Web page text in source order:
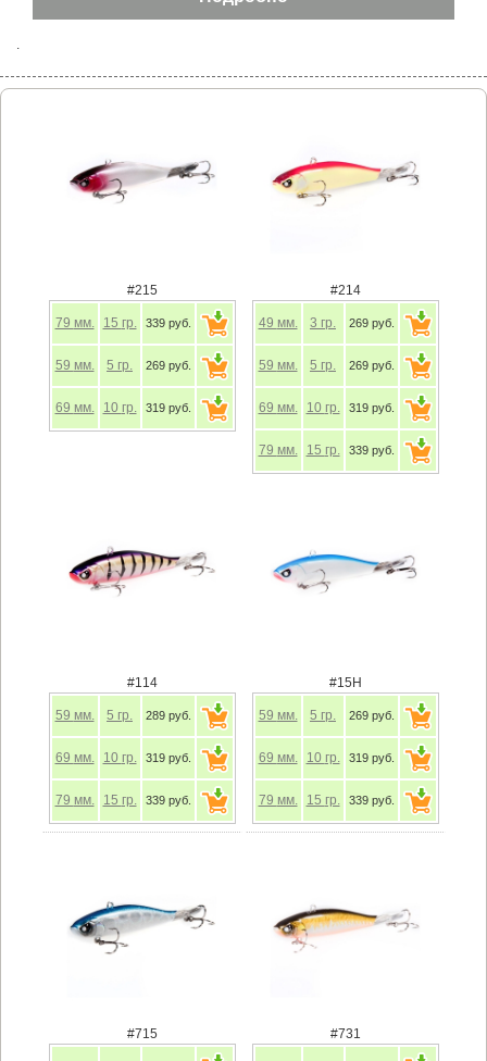
#215
79 мм. 15 гр. 339 руб.
59 мм. 5 гр. 269 руб.
69 мм. 10 гр. 319 руб.
#214
49 мм. 3 гр. 269 руб.
59 мм. 5 гр. 269 руб.
69 мм. 10 гр. 319 руб.
79 мм. 15 гр. 339 руб.
#114
59 мм. 5 гр. 289 руб.
69 мм. 10 гр. 319 руб.
79 мм. 15 гр. 339 руб.
#15H
59 мм. 5 гр. 269 руб.
69 мм. 10 гр. 319 руб.
79 мм. 15 гр. 339 руб.
#715 #731